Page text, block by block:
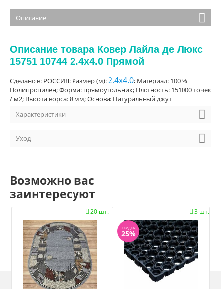
Описание
Описание товара Ковер Лайла де Люкс
15751 10744 2.4x4.0 Прямой
Сделано в: РОССИЯ; Размер (м):2.4x4.0; Материал: 100 %
Полипропилен; Форма: прямоугольник; Плотность: 151000 точек
/ м2; Высота ворса: 8 мм; Основа: Натуральный джут
Характеристики
Уход
Возможно вас
заинтересуют
20 шт.
 3 шт.

СКИДКА
25%